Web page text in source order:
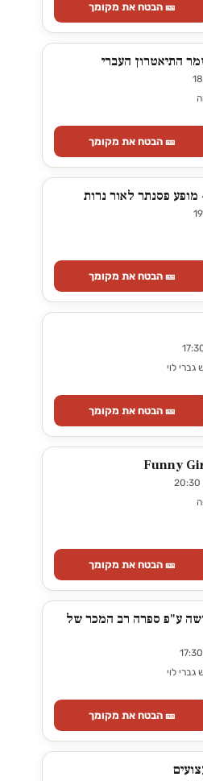
🎫 הבטח את מקומך
התיאטרון העברי
🎫 הבטח את מקומך
🎫 הבטח את מקומך
לוי
🎫 הבטח את מקומך
🎫 הבטח את מקומך
ע"פ ספרה רב המכר של
לוי
🎫 הבטח את מקומך